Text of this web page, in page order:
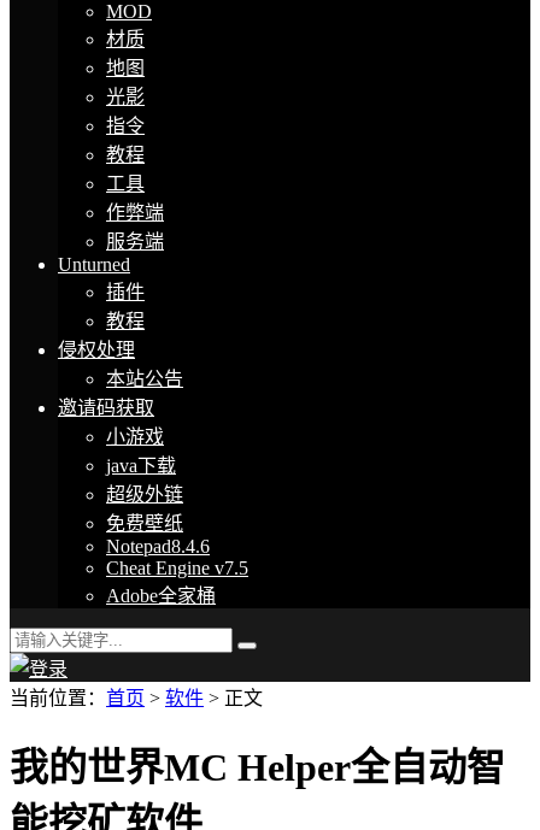
MOD
材质
地图
光影
指令
教程
工具
作弊端
服务端
Unturned
插件
教程
侵权处理
本站公告
邀请码获取
小游戏
java下载
超级外链
免费壁纸
Notepad8.4.6
Cheat Engine v7.5
Adobe全家桶
当前位置： 首页 > 软件 > 正文
我的世界MC Helper全自动智